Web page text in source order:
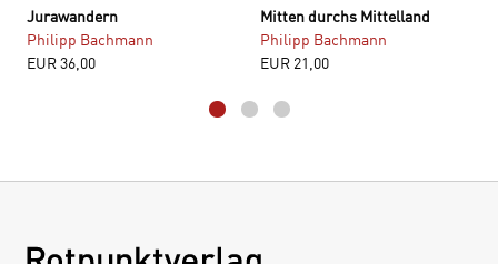
Jurawandern
Philipp Bachmann
EUR36,00
Mitten durchs Mittelland
Philipp Bachmann
EUR 21,00